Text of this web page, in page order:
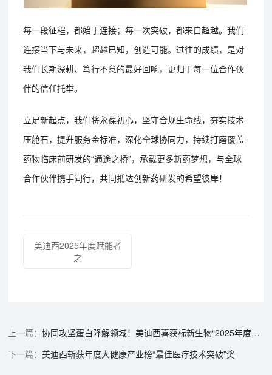
每一段征程，都始于连接；每一次突破，都来自超越。我们
连接当下与未来，超越已知，创造可能。过往的成绩，是对
我们长期深耕、笃行不怠的最好回响，更归于每一位合作伙
伴的信任托举。
立足新起点，我们将永葆初心，坚守合规生命线，夯实技术
压舱石，提升服务金标准，深化全球协同力，持续打磨覆盖
药物临床前研发的“通途之桥”，承载更多新药梦想，与全球
合作伙伴携手同行，共同抵达创新药研发的希望彼岸！
美迪西2025年度赋能者
之
协同攻坚蛋白降解领域！美迪西喜获标新生物“2025年度最佳合作伙伴”等奖
美迪西斩获年度大健康产业榜“最佳医疗技术突破”奖